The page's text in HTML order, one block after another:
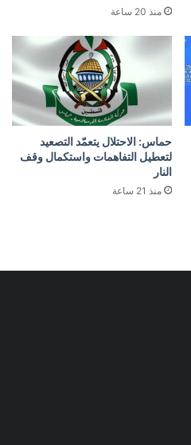
منذ 20 ساعة
حماس: الاحتلال يتعمّد التصعيد
لتعطيل التفاهمات واستكمال وقف
النار
منذ 21 ساعة